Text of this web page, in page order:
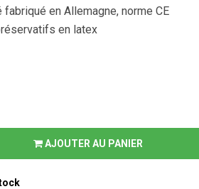
en Allemagne, norme CE
en latex
AJOUTER AU PANIER